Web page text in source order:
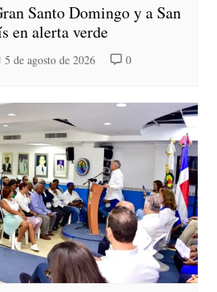
Santo Domingo y a San
en alerta verde
5 de agosto de 2026 0